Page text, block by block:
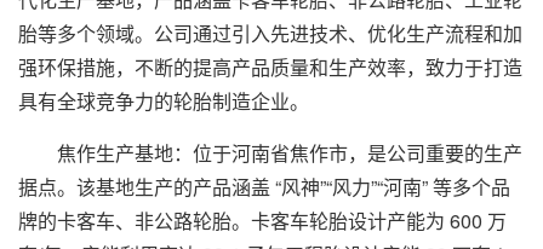
胎等多个领域。公司通过引入先进技术、优化生产流程和加
强环保措施，不断的提高产品质量和生产效率，致力于打造
具有全球竞争力的轮胎制造企业。
焦作生产基地：位于河南省焦作市，是公司重要的生产
据点。该基地生产的产品涵盖 “风神”“风力”“河南” 等多个品
牌的卡客车、非公路轮胎。卡客车轮胎设计产能为 600 万